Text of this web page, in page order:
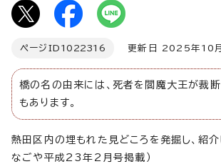
ページID 1022316 更新日 2025年10
橋の名の由来には、死者を閻魔大王が裁
もあります。
熱田区内の埋もれた見どころを発掘し、紹介
なごや平成23年2月号掲載）